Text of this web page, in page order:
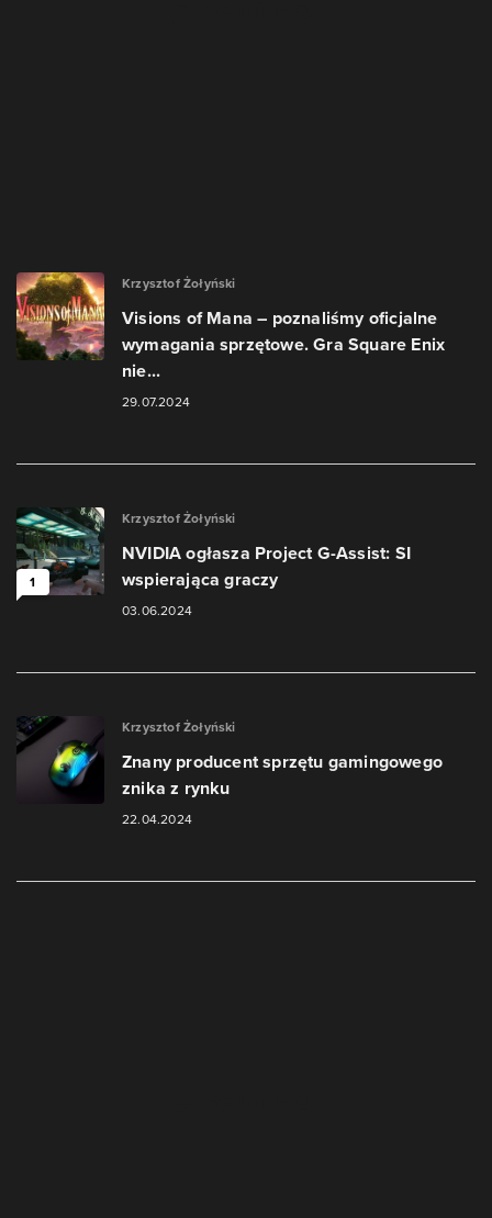
Krzysztof Żołyński
Visions of Mana – poznaliśmy oficjalne
wymagania sprzętowe. Gra Square Enix
nie...
29.07.2024
1
Krzysztof Żołyński
NVIDIA ogłasza Project G-Assist: SI
wspierająca graczy
03.06.2024
Krzysztof Żołyński
Znany producent sprzętu gamingowego
znika z rynku
22.04.2024